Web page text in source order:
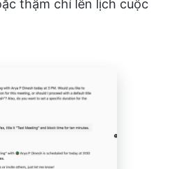
thậm chí lên lịch cuộc